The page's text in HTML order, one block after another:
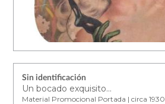
Sin identificación
Un bocado exquisito...
Material Promocional Portada | circa 1930